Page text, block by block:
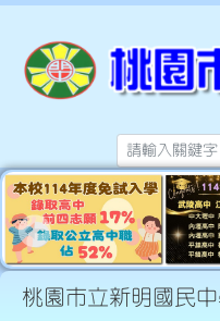
桃園市立新明國民